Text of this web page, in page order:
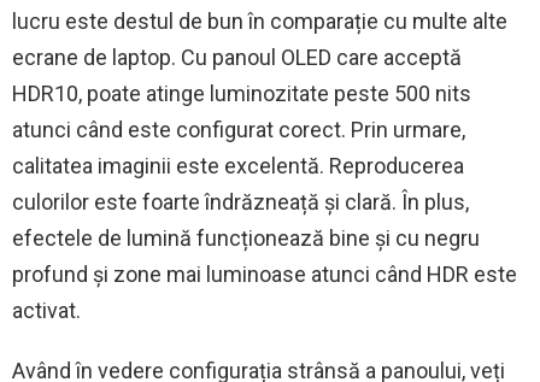
lucru este destul de bun în comparație cu multe alte
ecrane de laptop. Cu panoul OLED care acceptă
HDR10, poate atinge luminozitate peste 500 nits
atunci când este configurat corect. Prin urmare,
calitatea imaginii este excelentă. Reproducerea
culorilor este foarte îndrăzneață și clară. În plus,
efectele de lumină funcționează bine și cu negru
profund și zone mai luminoase atunci când HDR este
activat.
Având în vedere configurația strânsă a panoului, veți